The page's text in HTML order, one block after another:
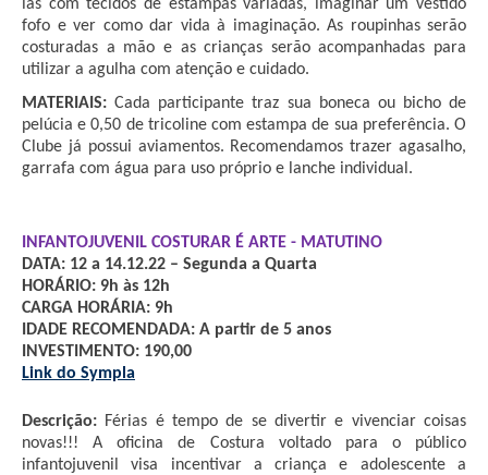
las com tecidos de estampas variadas, imaginar um vestido
fofo e ver como dar vida à imaginação. As roupinhas serão
costuradas a mão e as crianças serão acompanhadas para
utilizar a agulha com atenção e cuidado.
MATERIAIS: Cada participante traz sua boneca ou bicho de
pelúcia e 0,50 de tricoline com estampa de sua preferência. O
Clube já possui aviamentos. Recomendamos trazer agasalho,
garrafa com água para uso próprio e lanche individual.
INFANTOJUVENIL COSTURAR É ARTE - MATUTINO
DATA: 12 a 14.12.22 – Segunda a Quarta
HORÁRIO: 9h às 12h
CARGA HORÁRIA: 9h
IDADE RECOMENDADA: A partir de 5 anos
INVESTIMENTO: 190,00
Link do Sympla
Descrição: Férias é tempo de se divertir e vivenciar coisas
novas!!! A oficina de Costura voltado para o público
infantojuvenil visa incentivar a criança e adolescente a